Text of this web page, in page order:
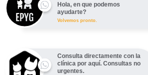
Hola, en que podemos
ayudarte?
Volvemos pronto.
Consulta directamente con la
clínica por aquí. Consultas no
urgentes.